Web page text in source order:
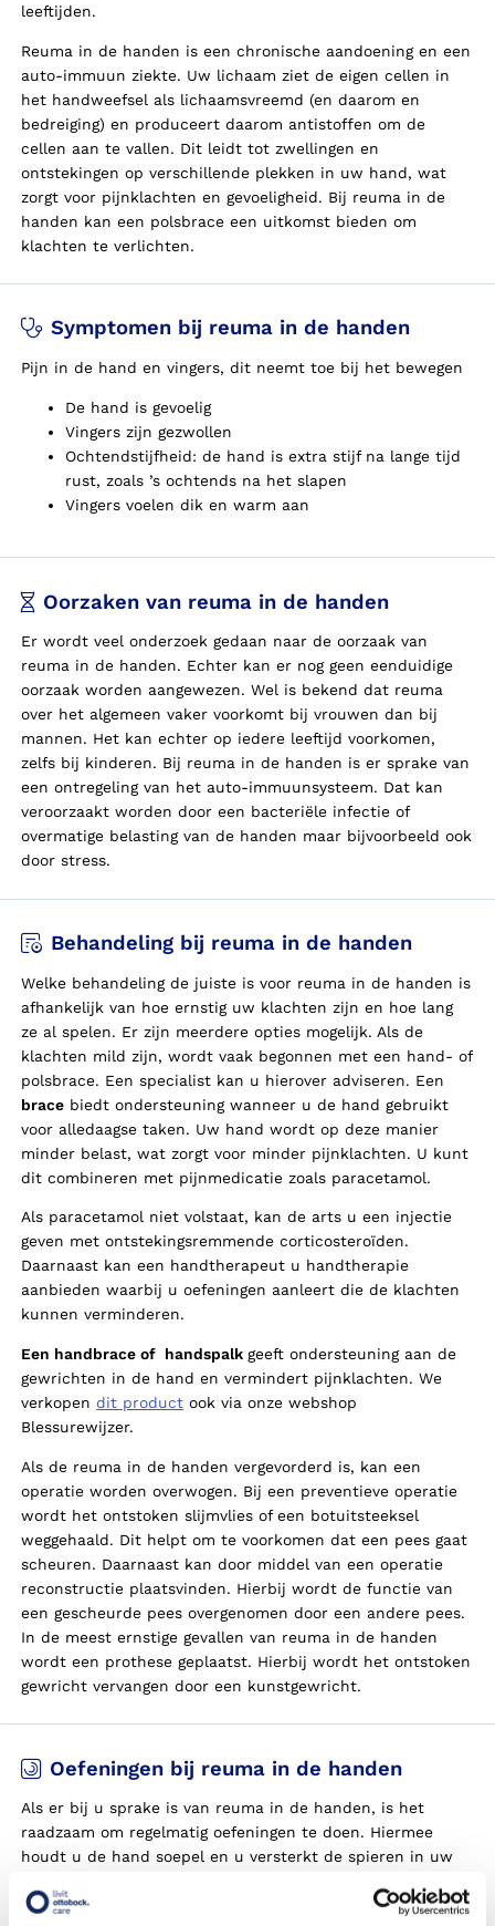
leeftijden.
Reuma in de handen is een chronische aandoening en een
auto-immuun ziekte. Uw lichaam ziet de eigen cellen in
het handweefsel als lichaamsvreemd (en daarom en
bedreiging) en produceert daarom antistoffen om de
cellen aan te vallen. Dit leidt tot zwellingen en
ontstekingen op verschillende plekken in uw hand, wat
zorgt voor pijnklachten en gevoeligheid. Bij reuma in de
handen kan een polsbrace een uitkomst bieden om
klachten te verlichten.
Symptomen bij reuma in de handen
Pijn in de hand en vingers, dit neemt toe bij het bewegen
De hand is gevoelig
Vingers zijn gezwollen
Ochtendstijfheid: de hand is extra stijf na lange tijd
rust, zoals ’s ochtends na het slapen
Vingers voelen dik en warm aan
Oorzaken van reuma in de handen
Er wordt veel onderzoek gedaan naar de oorzaak van
reuma in de handen. Echter kan er nog geen eenduidige
oorzaak worden aangewezen. Wel is bekend dat reuma
over het algemeen vaker voorkomt bij vrouwen dan bij
mannen. Het kan echter op iedere leeftijd voorkomen,
zelfs bij kinderen. Bij reuma in de handen is er sprake van
een ontregeling van het auto-immuunsysteem. Dat kan
veroorzaakt worden door een bacteriële infectie of
overmatige belasting van de handen maar bijvoorbeeld ook
door stress.
Behandeling bij reuma in de handen
Welke behandeling de juiste is voor reuma in de handen is
afhankelijk van hoe ernstig uw klachten zijn en hoe lang
ze al spelen. Er zijn meerdere opties mogelijk. Als de
klachten mild zijn, wordt vaak begonnen met een hand- of
polsbrace. Een specialist kan u hierover adviseren. Een
brace biedt ondersteuning wanneer u de hand gebruikt
voor alledaagse taken. Uw hand wordt op deze manier
minder belast, wat zorgt voor minder pijnklachten. U kunt
dit combineren met pijnmedicatie zoals paracetamol.
Als paracetamol niet volstaat, kan de arts u een injectie
geven met ontstekingsremmende corticosteroïden.
Daarnaast kan een handtherapeut u handtherapie
aanbieden waarbij u oefeningen aanleert die de klachten
kunnen verminderen.
Een handbrace of handspalkgeeft ondersteuning aan de
gewrichten in de hand en vermindert pijnklachten. We
verkopen dit product ook via onze webshop
Blessurewijzer.
Als de reuma in de handen vergevorderd is, kan een
operatie worden overwogen. Bij een preventieve operatie
wordt het ontstoken slijmvlies of een botuitsteeksel
weggehaald. Dit helpt om te voorkomen dat een pees gaat
scheuren. Daarnaast kan door middel van een operatie
reconstructie plaatsvinden. Hierbij wordt de functie van
een gescheurde pees overgenomen door een andere pees.
In de meest ernstige gevallen van reuma in de handen
wordt een prothese geplaatst. Hierbij wordt het ontstoken
gewricht vervangen door een kunstgewricht.
Oefeningen bij reuma in de handen
Als er bij u sprake is van reuma in de handen, is het
raadzaam om regelmatig oefeningen te doen. Hiermee
houdt u de hand soepel en u versterkt de spieren in uw
oefeningen uitvoeren: